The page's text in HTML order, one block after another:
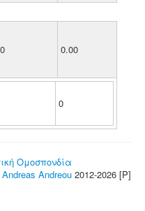
0 0.00
0
Ομοσπονδία
Andreas Andreou 2012-2026 [P]